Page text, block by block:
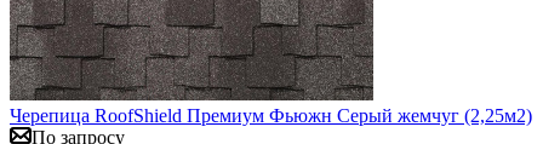
Черепица RoofShield Премиум Фьюжн Серый жемчуг (2,25м2)
По запросу